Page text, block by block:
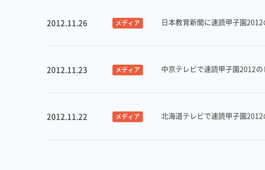
2012.11.26 メディア 日本教育新聞に速読甲子園
2012.11.23 メディア 中京テレビで速読甲子園2012の
2012.11.22 メディア 北海道テレビで速読甲子園2012